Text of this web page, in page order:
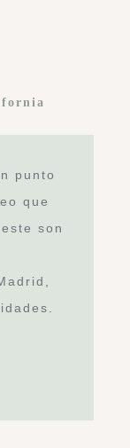
punto
que
son